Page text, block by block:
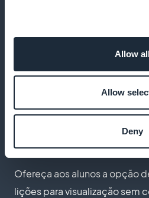
Allow
Allow
Deny
Recurso de marcador
principais cursos
Permita que os alunos
para facilitar o acesso
Acesso off-line aos
Ofereça aos alunos a opção
lições para visualização sem